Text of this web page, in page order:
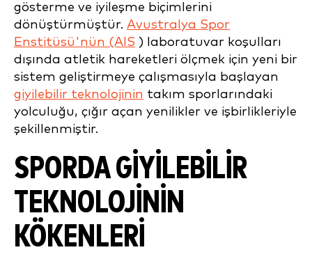
gösterme ve iyileşme biçimlerini
dönüştürmüştür. Avustralya Spor
Enstitüsü'nün (AIS ) laboratuvar koşulları
dışında atletik hareketleri ölçmek için yeni bir
sistem geliştirmeye çalışmasıyla başlayan
giyilebilir teknolojinin takım sporlarındaki
yolculuğu, çığır açan yenilikler ve işbirlikleriyle
şekillenmiştir.
SPORDA GIYILEBILIR
TEKNOLOJININ
KÖKENLERI